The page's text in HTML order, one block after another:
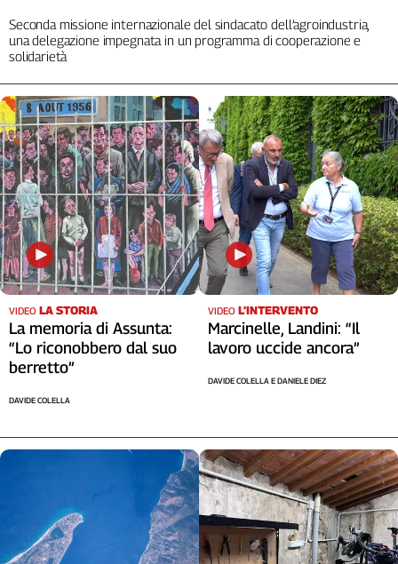
redazione
Newsletter
Social
Seconda missione internazionale del sindacato dell’agroindustria,
una delegazione impegnata in un programma di cooperazione e
solidarietà
VIDEO LA STORIA
La memoria di Assunta:
“Lo riconobbero dal suo
berretto”
DAVIDE COLELLA
VIDEO L’INTERVENTO
Marcinelle, Landini: “Il
lavoro uccide ancora”
DAVIDE COLELLA E DANIELE DIEZ